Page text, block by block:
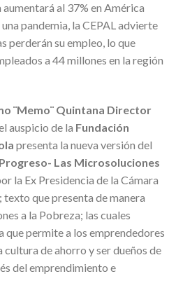
al 37% en América
pandemia, la CEPAL advierte
perderán su empleo, lo que
a 44 millones en la región
¨Memo¨ Quintana Director
auspicio de la Fundación
presenta la nueva versión del
Las Microsoluciones
la Ex Presidencia de la Cámara
texto que presenta de manera
a la Pobreza; las cuales
permite a los emprendedores
de ahorro y ser dueños de
del emprendimiento e